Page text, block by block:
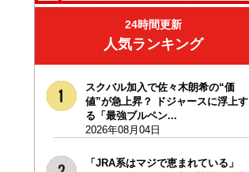
24時間更新
人気ランキング
スクバル加入で佐々木朗希の“価
値”が急上昇？ ドジャースに浮上す
る「最強ブルペン...
2026年08月04日
「JRA系はマジで恵まれている」